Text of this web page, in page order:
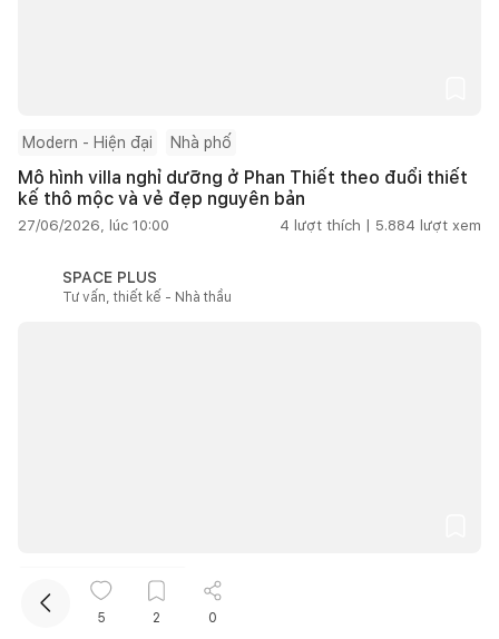
Modern - Hiện đại Nhà phố
Mô hình villa nghỉ dưỡng ở Phan Thiết theo đuổi thiết
kế thô mộc và vẻ đẹp nguyên bản
27/06/2026, lúc 10:00 4 lượt thích | 5.884 lượt xem
SPACE PLUS
Tư vấn, thiết kế - Nhà thầu
Từ 100m2 đến 200m2
Nhà Đạ Huoai ở Lâm Đồng đưa ký ức gia đình vào
5 2 0